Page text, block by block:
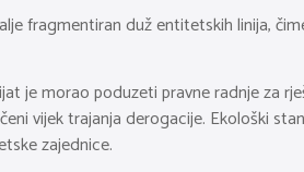
fragmentiran duž entitetskih linija,
je morao poduzeti pravne radnje za
vijek trajanja derogacije. Ekološki
zajednice.